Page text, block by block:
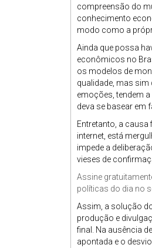
compreensão do
conhecimento
modo como a
Ainda que possa
econômicos no
os modelos de
qualidade, mas
emoções, tendem
deva se basear em
Entretanto, a causa
internet, está
impede a
vieses de
Assine
políticas do dia no
Assim, a solução
produção e
final. Na ausência
apontada e o